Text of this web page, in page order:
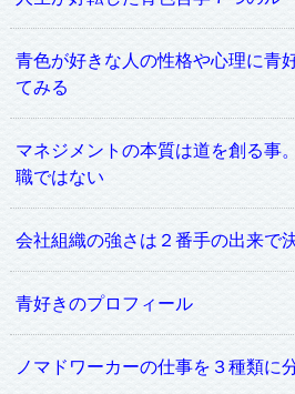
青色が好きな人の性格や心理に青
てみる
マネジメントの本質は道を創る事
職ではない
会社組織の強さは２番手の出来で
青好きのプロフィール
ノマドワーカーの仕事を３種類に